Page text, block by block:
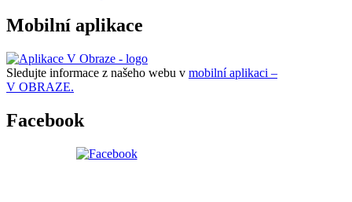
Mobilní aplikace
Sledujte informace z našeho webu v mobilní aplikaci –
V OBRAZE.
Facebook